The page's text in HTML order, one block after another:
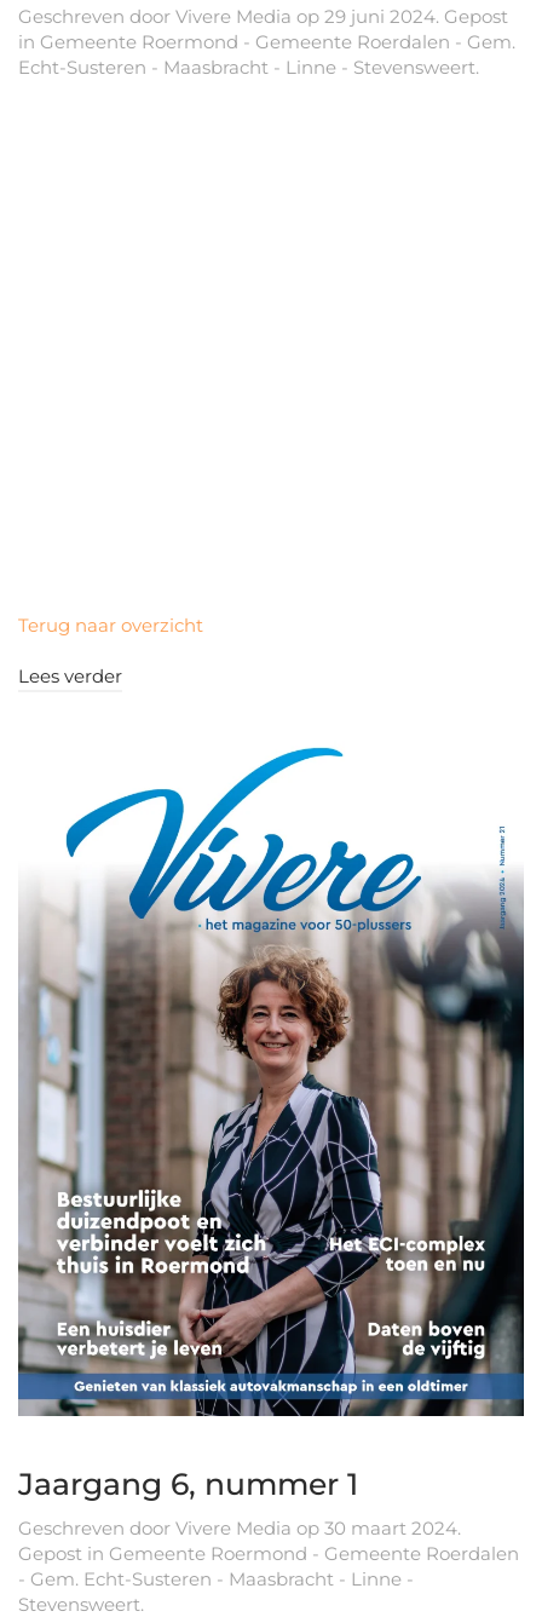
Geschreven door Vivere Media op 29 juni 2024. Gepost
in Gemeente Roermond - Gemeente Roerdalen - Gem.
Echt-Susteren - Maasbracht - Linne - Stevensweert.
Terug naar overzicht
Lees verder
Jaargang 6, nummer 1
Geschreven door Vivere Media op 30 maart 2024.
Gepost in Gemeente Roermond - Gemeente Roerdalen
- Gem. Echt-Susteren - Maasbracht - Linne -
Stevensweert.